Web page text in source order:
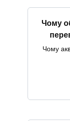
Чому
Чому